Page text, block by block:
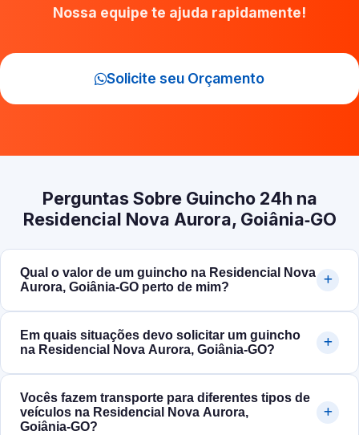
Nossa equipe te ajuda rapidamente!
Solicite seu Orçamento
Perguntas Sobre Guincho 24h na
Residencial Nova Aurora, Goiânia‑GO
Qual o valor de um guincho na Residencial Nova
Aurora, Goiânia‑GO perto de mim?
Em quais situações devo solicitar um guincho
na Residencial Nova Aurora, Goiânia‑GO?
Vocês fazem transporte para diferentes tipos de
veículos na Residencial Nova Aurora,
Goiânia‑GO?